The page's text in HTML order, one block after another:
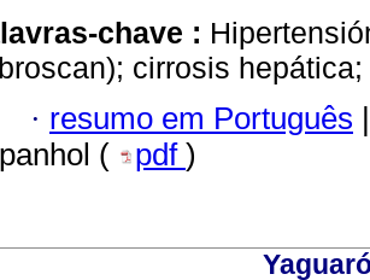
chave :
cirrosis
· resumo em Português
(
pdf )